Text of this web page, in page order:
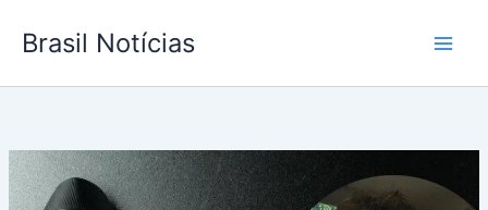
para
conteúdo
Brasil Notícias